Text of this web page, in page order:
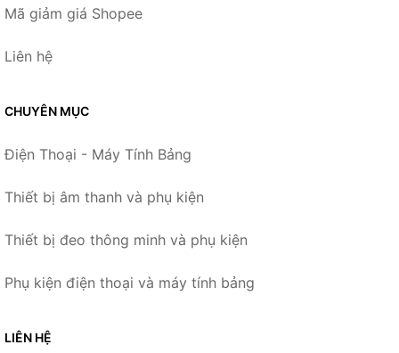
Mã giảm giá Shopee
Liên hệ
CHUYÊN MỤC
Điện Thoại - Máy Tính Bảng
Thiết bị âm thanh và phụ kiện
Thiết bị đeo thông minh và phụ kiện
Phụ kiện điện thoại và máy tính bảng
LIÊN HỆ